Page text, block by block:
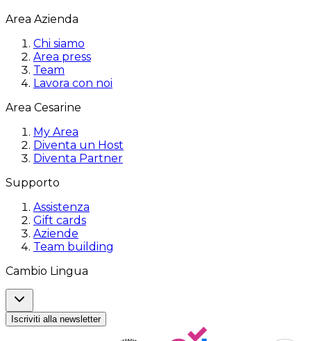
Area Azienda
Chi siamo
Area press
Team
Lavora con noi
Area Cesarine
My Area
Diventa un Host
Diventa Partner
Supporto
Assistenza
Gift cards
Aziende
Team building
Cambio Lingua
Iscriviti alla newsletter